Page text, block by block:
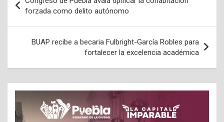
de
entradas
forzada como delito autónomo
BUAP recibe a becaria Fulbright-García Robles para
fortalecer la excelencia académica